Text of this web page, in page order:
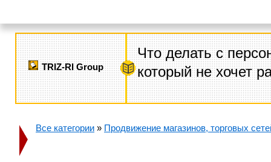
TRIZ-RI Group
Что делать с
который не хочет
Все категории » Продвижение магазинов, торговых